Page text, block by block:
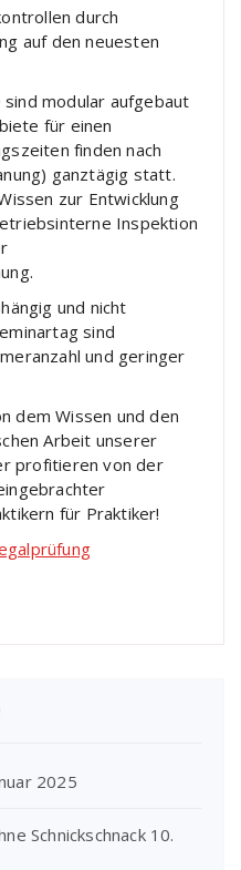
durch
auf den neuesten
modular aufgebaut
für einen
finden nach
ganztägig statt.
zur Entwicklung
Inspektion
und nicht
sind
und geringer
dem Wissen und den
Arbeit unserer
profitieren von der
für Praktiker!
2025
Schnickschnack 10.